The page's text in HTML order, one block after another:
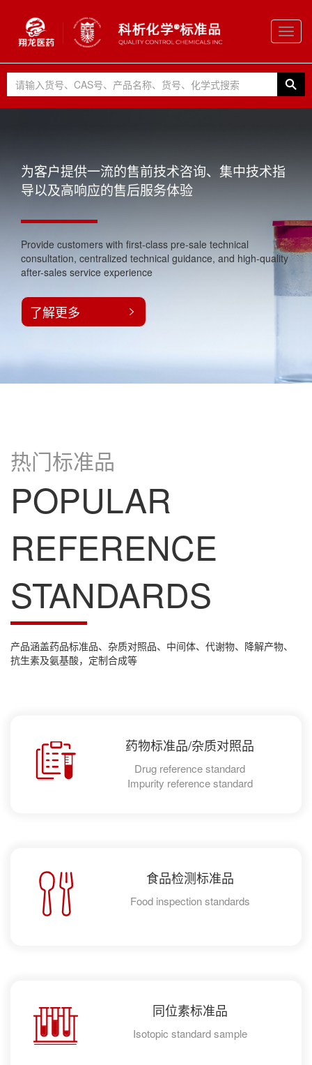
为客户提供一流的售前技术咨询、集中技术指
导以及高响应的售后服务体验
Provide customers with first-class pre-sale technical
consultation, centralized technical guidance, and high-quality
after-sales service experience
了解更多
热门标准品
POPULAR
REFERENCE
STANDARDS
产品涵盖药品标准品、杂质对照品、中间体、代谢物、降解产物、
抗生素及氨基酸，定制合成等
药物标准品/杂质对照品
Drug reference standard
Impurity reference standard
食品检测标准品
Food inspection standards
同位素标准品
Isotopic standard sample